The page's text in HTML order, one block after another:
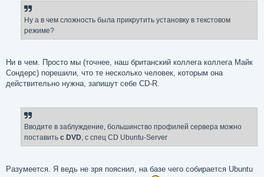
Ну а в чем сложность была прикрутить установку в текстовом
режиме?
Ни в чем. Просто мы (точнее, наш британский коллега коллега Майк
Сондерс) порешили, что те несколько человек, которым она
действительно нужна, запишут себе CD-R.
Вводите в заблуждение, большинство профилей сервера можно
поставить с DVD , с спец CD Ubuntu-Server
Разумеется. Я ведь не зря пояснил, на базе чего собирается Ubuntu